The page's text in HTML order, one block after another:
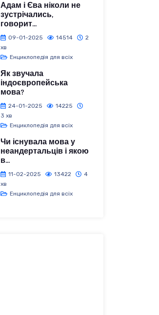
Адам і Єва ніколи не
зустрічались,
говорит...
09-01-2025 14514
2
хв
Енциклопедія для всіх
Як звучала
індоєвропейська
мова?
24-01-2025
14225
3 хв
Енциклопедія для всіх
Чи існувала мова у
неандертальців і якою
в...
11-02-2025 13422
4
хв
Енциклопедія для всіх